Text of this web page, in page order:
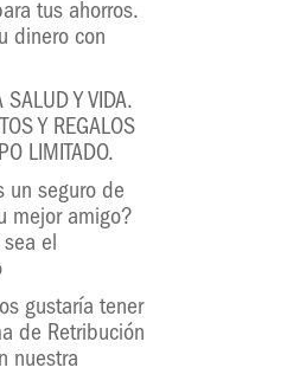
tus ahorros.
dinero con
SALUD Y VIDA.
Y REGALOS
LIMITADO.
un seguro de
mejor amigo?
sea el
gustaría tener
de Retribución
nuestra